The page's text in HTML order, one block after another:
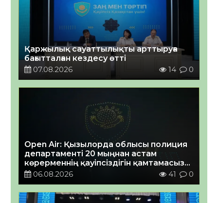
Қаржылық сауаттылықты арттыруға
бағытталған кездесу өтті
07.08.2026
14 0
Open Air: Қызылорда облысы полиция
департаменті 20 мыңнан астам
көрерменнің қауіпсіздігін қамтамасыз
етті06.08.2026 41 0